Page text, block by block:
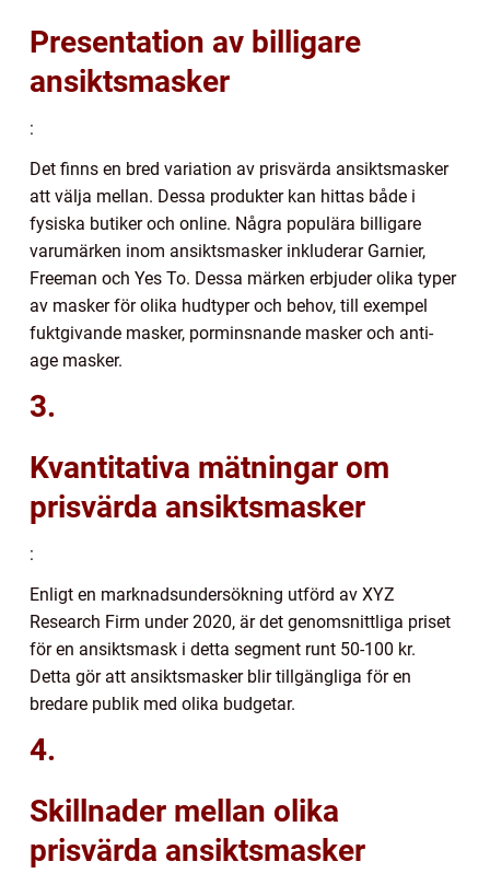
Presentation av billigare
ansiktsmasker
:
Det finns en bred variation av prisvärda ansiktsmasker
att välja mellan. Dessa produkter kan hittas både i
fysiska butiker och online. Några populära billigare
varumärken inom ansiktsmasker inkluderar Garnier,
Freeman och Yes To. Dessa märken erbjuder olika typer
av masker för olika hudtyper och behov, till exempel
fuktgivande masker, porminsnande masker och anti-
age masker.
3.
Kvantitativa mätningar om
prisvärda ansiktsmasker
:
Enligt en marknadsundersökning utförd av XYZ
Research Firm under 2020, är det genomsnittliga priset
för en ansiktsmask i detta segment runt 50-100 kr.
Detta gör att ansiktsmasker blir tillgängliga för en
bredare publik med olika budgetar.
4.
Skillnader mellan olika
prisvärda ansiktsmasker